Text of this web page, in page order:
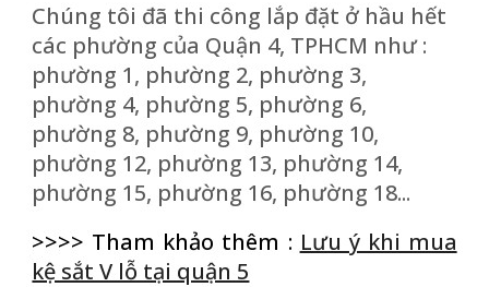
Chúng tôi đã thi công lắp đặt ở hầu hết
các phường của Quận 4, TPHCM như :
phường 1, phường 2, phường 3,
phường 4, phường 5, phường 6,
phường 8, phường 9, phường 10,
phường 12, phường 13, phường 14,
phường 15, phường 16, phường 18...
>>>> Tham khảo thêm : Lưu ý khi mua
kệ sắt V lỗ tại quận 5